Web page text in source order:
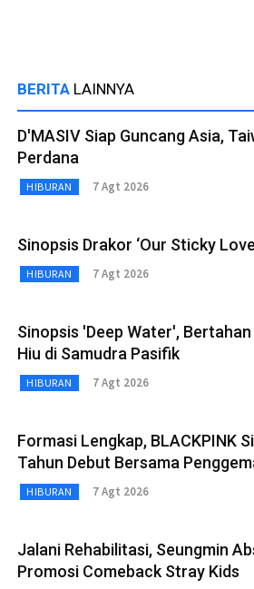
BERITA LAINNYA
D'MASIV Siap Guncang Asia,
Perdana
HIBURAN 7 Agt 2026
Sinopsis Drakor ‘Our Sticky
HIBURAN 7 Agt 2026
Sinopsis 'Deep Water',
Hiu di Samudra Pasifik
HIBURAN 7 Agt 2026
Formasi Lengkap, BLACKPINK
Tahun Debut Bersama
HIBURAN 7 Agt 2026
Jalani Rehabilitasi, Seungmin
Promosi Comeback Stray Kids